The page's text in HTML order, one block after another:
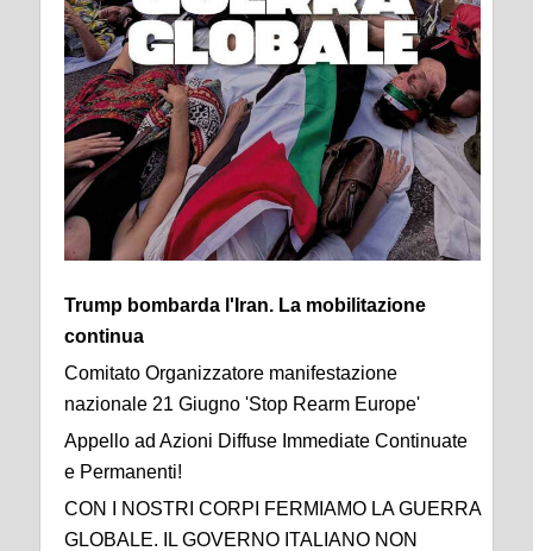
Trump bombarda l'Iran. La mobilitazione
continua
Comitato Organizzatore manifestazione
nazionale 21 Giugno 'Stop Rearm Europe'
Appello ad Azioni Diffuse Immediate Continuate
e Permanenti!
CON I NOSTRI CORPI FERMIAMO LA GUERRA
GLOBALE. IL GOVERNO ITALIANO NON